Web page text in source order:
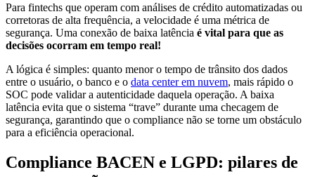
Para fintechs que operam com análises de crédito automatizadas ou
corretoras de alta frequência, a velocidade é uma métrica de
segurança. Uma conexão de baixa latência é vital para que as
decisões ocorram em tempo real!
A lógica é simples: quanto menor o tempo de trânsito dos dados
entre o usuário, o banco e o data center em nuvem, mais rápido o
SOC pode validar a autenticidade daquela operação. A baixa
latência evita que o sistema “trave” durante uma checagem de
segurança, garantindo que o compliance não se torne um obstáculo
para a eficiência operacional.
Compliance BACEN e LGPD: pilares de